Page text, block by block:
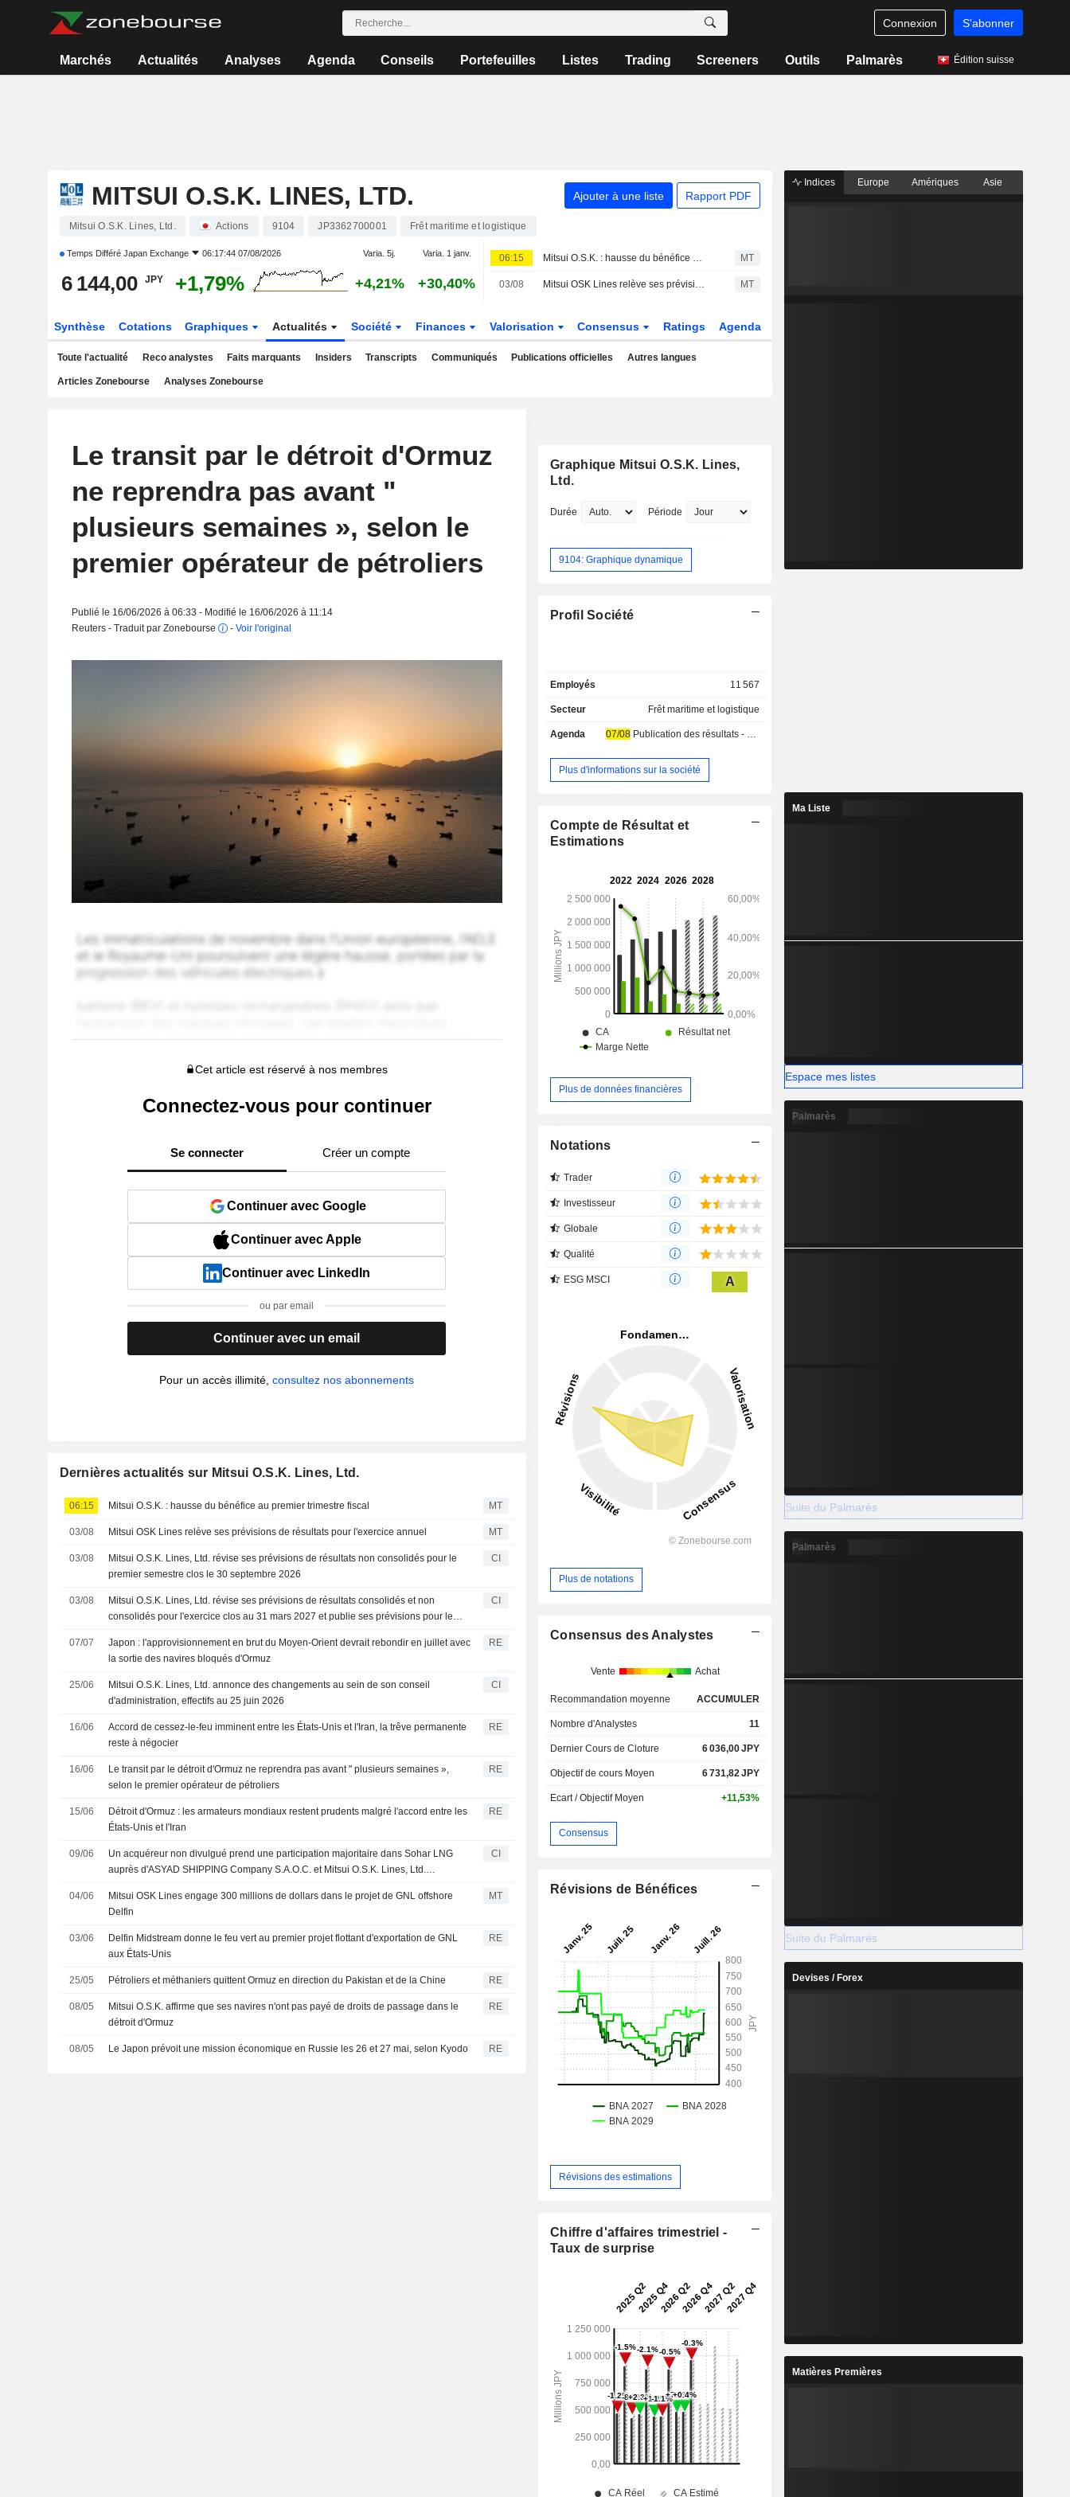
Connexion S'abonner
Marchés Actualités Analyses Agenda Conseils Portefeuilles Listes Trading Screeners Outils Palmarès Édition suisse
MITSUI O.S.K. LINES, LTD. Ajouter à une liste Rapport PDF
Mitsui O.S.K. Lines, Ltd. Actions 9104 JP3362700001 Frêt maritime et logistique
Temps Différé Japan Exchange 06:17:44 07/08/2026 Varia. 5j. Varia. 1 janv.
6 144,00 JPY +1,79% +4,21% +30,40%
06:15 Mitsui O.S.K. : hausse du bénéfice au premier trimestre fiscal MT
03/08 Mitsui OSK Lines relève ses prévisions de résultats pour l'exercice annuel MT
Synthèse Cotations Graphiques Actualités Société Finances Valorisation Consensus Ratings Agenda
Toute l'actualité Reco analystes Faits marquants Insiders Transcripts Communiqués Publications officielles Autres langues
Articles Zonebourse Analyses Zonebourse
Le transit par le détroit d'Ormuz
ne reprendra pas avant "
plusieurs semaines », selon le
premier opérateur de pétroliers
Publié le 16/06/2026 à 06:33 - Modifié le 16/06/2026 à 11:14
Reuters - Traduit par Zonebourse
- Voir l'original
Cet article est réservé à nos membres
Connectez-vous pour continuer
Se connecter Créer un compte
Continuer avec Google
Continuer avec Apple
Continuer avec LinkedIn
ou par email
Continuer avec un email
Pour un accès illimité,consultez nos abonnements
Dernières actualités sur Mitsui O.S.K. Lines, Ltd.
06:15 Mitsui O.S.K. : hausse du bénéfice au premier trimestre fiscal MT
03/08 Mitsui OSK Lines relève ses prévisions de résultats pour l'exercice annuel MT
03/08
Mitsui O.S.K. Lines, Ltd. révise ses prévisions de résultats non consolidés pour le
premier semestre clos le 30 septembre 2026
CI
03/08
Mitsui O.S.K. Lines, Ltd. révise ses prévisions de résultats consolidés et non
consolidés pour l'exercice clos au 31 mars 2027 et publie ses prévisions pour le
CI
07/07
Japon : l'approvisionnement en brut du Moyen-Orient devrait rebondir en juillet avec
la sortie des navires bloqués d'Ormuz
RE
25/06
Mitsui O.S.K. Lines, Ltd. annonce des changements au sein de son conseil
d'administration, effectifs au 25 juin 2026
CI
16/06
Accord de cessez-le-feu imminent entre les États-Unis et l'Iran, la trêve permanente
reste à négocier
RE
16/06
Le transit par le détroit d'Ormuz ne reprendra pas avant " plusieurs semaines »,
selon le premier opérateur de pétroliers
RE
15/06
Détroit d'Ormuz : les armateurs mondiaux restent prudents malgré l'accord entre les
États-Unis et l'Iran
RE
09/06
Un acquéreur non divulgué prend une participation majoritaire dans Sohar LNG
auprès d'ASYAD SHIPPING Company S.A.O.C. et Mitsui O.S.K. Lines, Ltd.
CI
04/06
Mitsui OSK Lines engage 300 millions de dollars dans le projet de GNL offshore
Delfin
MT
03/06
Delfin Midstream donne le feu vert au premier projet flottant d'exportation de GNL
aux États-Unis
RE
25/05 Pétroliers et méthaniers quittent Ormuz en direction du Pakistan et de la Chine RE
08/05
Mitsui O.S.K. affirme que ses navires n'ont pas payé de droits de passage dans le
détroit d'Ormuz
RE
08/05 Le Japon prévoit une mission économique en Russie les 26 et 27 mai, selon Kyodo RE
Graphique Mitsui O.S.K. Lines,
Ltd.
Durée Période
9104: Graphique dynamique
Profil Société
Employés 11 567
Secteur Frêt maritime et logistique
Agenda 07/08Publication des résultats - Q1 2027
Plus d'informations sur la société
Compte de Résultat et
Estimations
Plus de données financières
Notations
Trader
Investisseur
Globale
Qualité
ESG MSCI A
Plus de notations
Consensus des Analystes
Vente Achat
Recommandation moyenne ACCUMULER
Nombre d'Analystes 11
Dernier Cours de Cloture 6 036,00JPY
Objectif de cours Moyen 6 731,82 JPY
Ecart / Objectif Moyen +11,53%
Consensus
Révisions de Bénéfices
Révisions des estimations
Chiffre d'affaires trimestriel -
Taux de surprise
Indices Europe Amériques Asie
Ma Liste
Espace mes listes
Palmarès
Suite du Palmarès
Palmarès
Suite du Palmarès
Devises / Forex
Matières Premières